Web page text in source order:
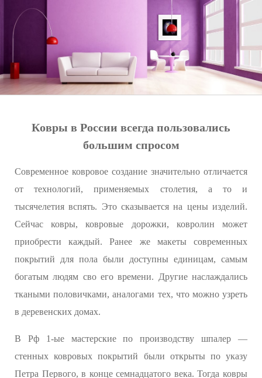
Ковры в России всегда пользовались
большим спросом
Современное ковровое создание значительно отличается
от технологий, применяемых столетия, а то и
тысячелетия вспять. Это сказывается на цены изделий.
Сейчас ковры, ковровые дорожки, ковролин может
приобрести каждый. Ранее же макеты современных
покрытий для пола были доступны единицам, самым
богатым людям сво его времени. Другие наслаждались
ткаными половичками, аналогами тех, что можно узреть
в деревенских домах.
В Рф 1-ые мастерские по производству шпалер —
стенных ковровых покрытий были открыты по указу
Петра Первого, в конце семнадцатого века. Тогда ковры